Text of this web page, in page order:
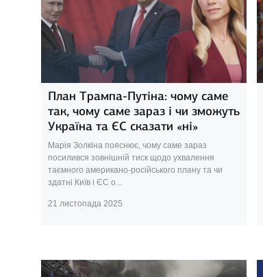
План Трампа-Путіна: чому саме
так, чому саме зараз і чи зможуть
Україна та ЄС сказати «ні»
Марія Золкіна пояснює, чому саме зараз
посилився зовнішній тиск щодо ухвалення
таємного американо-російського плану та чи
здатні Київ і ЄС о...
21 листопада 2025